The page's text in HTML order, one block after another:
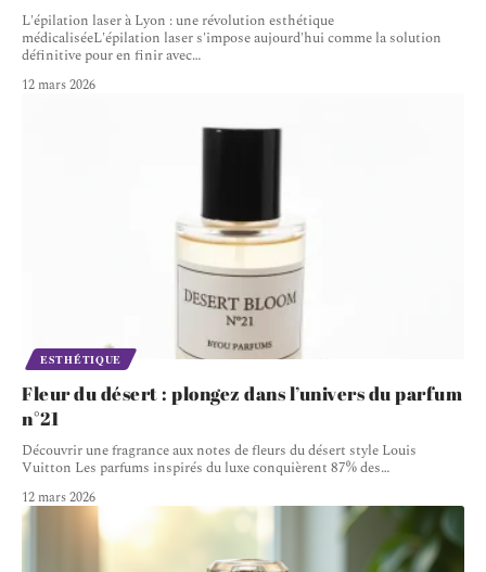
L'épilation laser à Lyon : une révolution esthétique
médicaliséeL'épilation laser s'impose aujourd'hui comme la solution
définitive pour en finir avec…
12 mars 2026
ESTHÉTIQUE
Fleur du désert : plongez dans l’univers du parfum
n°21
Découvrir une fragrance aux notes de fleurs du désert style Louis
Vuitton Les parfums inspirés du luxe conquièrent 87% des…
12 mars 2026